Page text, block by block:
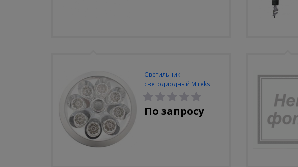
Светильник
светодиодный Mireks
С-310-80-S (5W/4000-
5000K/500lm/датчик
движения)
По запросу